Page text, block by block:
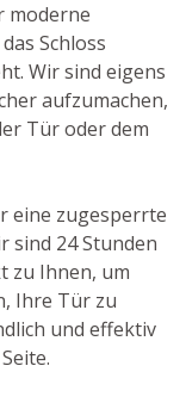
moderne
Schloss
Wir sind eigens
aufzumachen,
Tür oder dem
eine zugesperrte
sind 24 Stunden
zu Ihnen, um
Ihre Tür zu
und effektiv